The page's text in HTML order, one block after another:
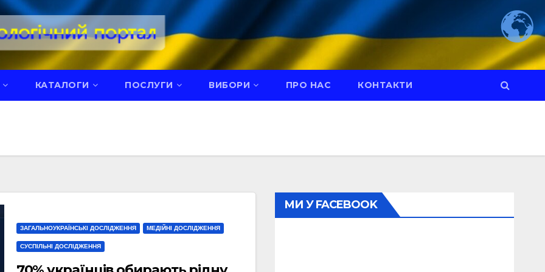
КАТАЛОГИ ПОСЛУГИ ВИБОРИ ПРО НАС КОНТАКТИ
ЗАГАЛЬНОУКРАЇНСЬКІ ДОСЛІДЖЕННЯ МЕДІЙНІ ДОСЛІДЖЕННЯ
СУСПІЛЬНІ ДОСЛІДЖЕННЯ
МИ У FACEBOOK